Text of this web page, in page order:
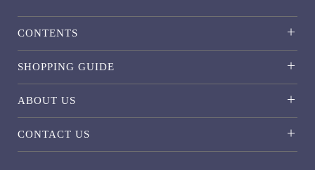
CONTENTS
SHOPPING GUIDE
ABOUT US
CONTACT US